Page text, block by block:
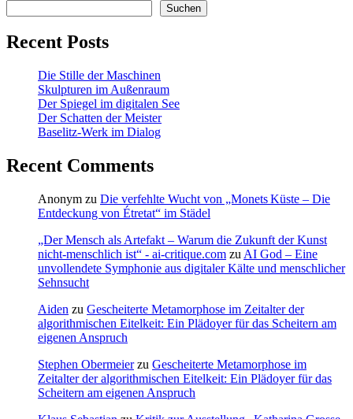
Suchen
Recent Posts
Die Stille der Maschinen
Skulpturen im Außenraum
Der Spiegel im digitalen See
Der Schatten der Meister
Baselitz‑Werk im Dialog
Recent Comments
Anonym zu Die verfehlte Wucht von „Monets Küste – Die
Entdeckung von Étretat“ im Städel
„Der Mensch als Artefakt – Warum die Zukunft der Kunst
nicht-menschlich ist“ - ai-critique.com zu AI God – Eine
unvollendete Symphonie aus digitaler Kälte und menschlicher
Sehnsucht
Aiden zu Gescheiterte Metamorphose im Zeitalter der
algorithmischen Eitelkeit: Ein Plädoyer für das Scheitern am
eigenen Anspruch
Stephen Obermeierzu Gescheiterte Metamorphose im
Zeitalter der algorithmischen Eitelkeit: Ein Plädoyer für das
Scheitern am eigenen Anspruch